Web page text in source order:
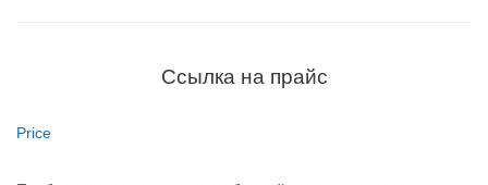
Ссылка на прайс
Price